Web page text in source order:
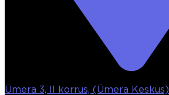
Ümera 3, II korrus, (Ümera Keskus)